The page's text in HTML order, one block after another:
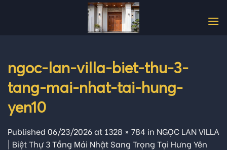
ngoc-lan-villa-biet-thu-3-
tang-mai-nhat-tai-hung-
yen10
Published 06/23/2026at 1328 × 784 in NGỌC LAN VILLA
| Biệt Thự 3 Tầng Mái Nhật Sang Trọng Tại Hưng Yên